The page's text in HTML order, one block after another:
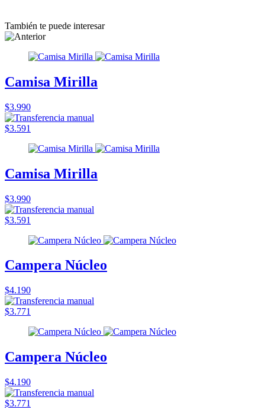
También te puede interesar
Camisa Mirilla
$3.990
$3.591
Camisa Mirilla
$3.990
$3.591
Campera Núcleo
$4.190
$3.771
Campera Núcleo
$4.190
$3.771